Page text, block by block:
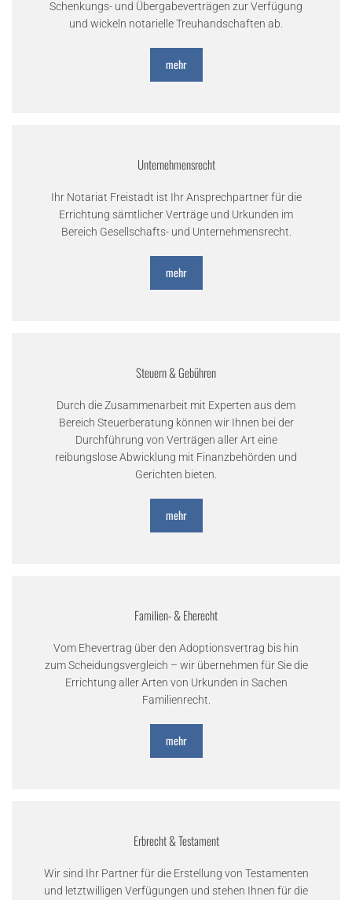
Schenkungs- und Übergabeverträgen zur Verfügung
und wickeln notarielle Treuhandschaften ab.
mehr
Unternehmensrecht
Ihr Notariat Freistadt ist Ihr Ansprechpartner für die
Errichtung sämtlicher Verträge und Urkunden im
Bereich Gesellschafts- und Unternehmensrecht.
mehr
Steuern & Gebühren
Durch die Zusammenarbeit mit Experten aus dem
Bereich Steuerberatung können wir Ihnen bei der
Durchführung von Verträgen aller Art eine
reibungslose Abwicklung mit Finanzbehörden und
Gerichten bieten.
mehr
Familien- & Eherecht
Vom Ehevertrag über den Adoptionsvertrag bis hin
zum Scheidungsvergleich – wir übernehmen für Sie die
Errichtung aller Arten von Urkunden in Sachen
Familienrecht.
mehr
Erbrecht & Testament
Wir sind Ihr Partner für die Erstellung von Testamenten
und letztwilligen Verfügungen und stehen Ihnen für die